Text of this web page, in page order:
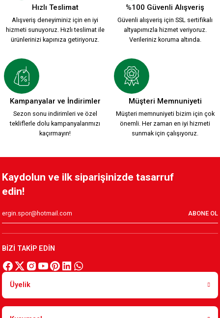
ZÜBEYDE HANIMIN EVLATLARI ATA VOLEYBOL FORMA
1.699,90 TL
KSK ARMA 1912 T-SHIRT
800,00 TL
YENİ SEZON 2026/2027 HUMMEL ANTREMAN CEKET
2.000,00 TL
Hızlı Teslimat
Alışveriş deneyiminiz için en iyi
hizmeti sunuyoruz. Hızlı teslimat ile
ürünlerinizi kapınıza getiriyoruz.
%100 Güvenli Alışveriş
Güvenli alışveriş için SSL sertifikalı
altyapımızla hizmet veriyoruz.
Verileriniz koruma altında.
Kampanyalar ve İndirimler
Sezon sonu indirimleri ve özel
tekliflerle dolu kampanyalarımızı
kaçırmayın!
Müşteri Memnuniyeti
Müşteri memnuniyeti bizim için çok
önemli. Her zaman en iyi hizmeti
sunmak için çalışıyoruz.
Kaydolun ve ilk siparişinizde tasarruf
edin!
ABONE OL
BİZİ TAKİP EDİN
Üyelik